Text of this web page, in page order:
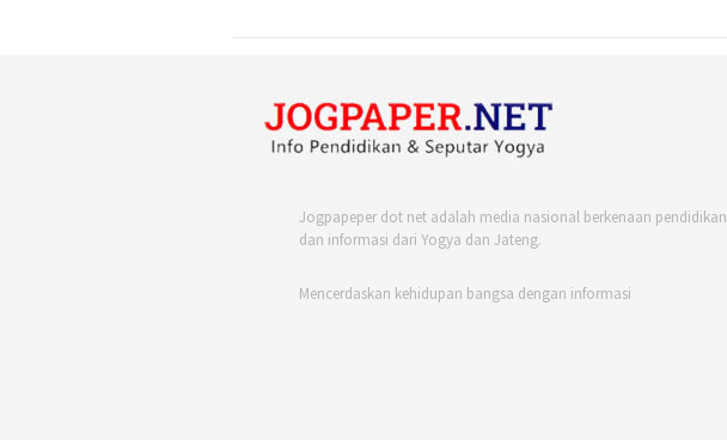
Jogpapeper dot net adalah media nasional berkenaan pendidikan
dan informasi dari Yogya dan Jateng.
Mencerdaskan kehidupan bangsa dengan informasi